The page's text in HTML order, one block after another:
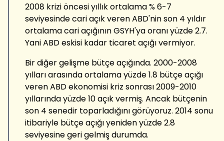
2008 krizi öncesi yıllık ortalama % 6-7
seviyesinde cari açık veren ABD'nin son 4 yıldır
ortalama cari açığının GSYH'ya oranı yüzde 2.7.
Yani ABD eskisi kadar ticaret açığı vermiyor.
Bir diğer gelişme bütçe açığında. 2000-2008
yılları arasında ortalama yüzde 1.8 bütçe açığı
veren ABD ekonomisi kriz sonrası 2009-2010
yıllarında yüzde 10 açık vermiş. Ancak bütçenin
son 4 senedir toparladığını görüyoruz. 2014 sonu
itibariyle bütçe açığı yeniden yüzde 2.8
seviyesine geri gelmiş durumda.